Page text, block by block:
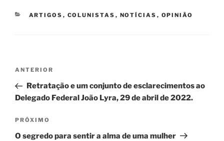
CATEGORIAS
ARTIGOS , COLUNISTAS , NOTÍCIAS , OPINIÃO
Navegação
Post
Post
anterior
ANTERIOR
Retratação e um conjunto de esclarecimentos ao
Delegado Federal João Lyra, 29 de abril de 2022.
Próximo
post
PRÓXIMO
O segredo para sentir a alma de uma mulher